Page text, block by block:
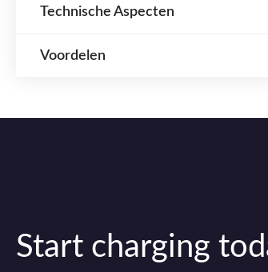
Technische Aspecten
Voordelen
Start charging